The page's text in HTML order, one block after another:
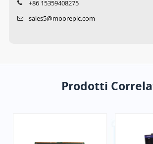
+86 15359408275
sales5@mooreplc.com
Prodotti